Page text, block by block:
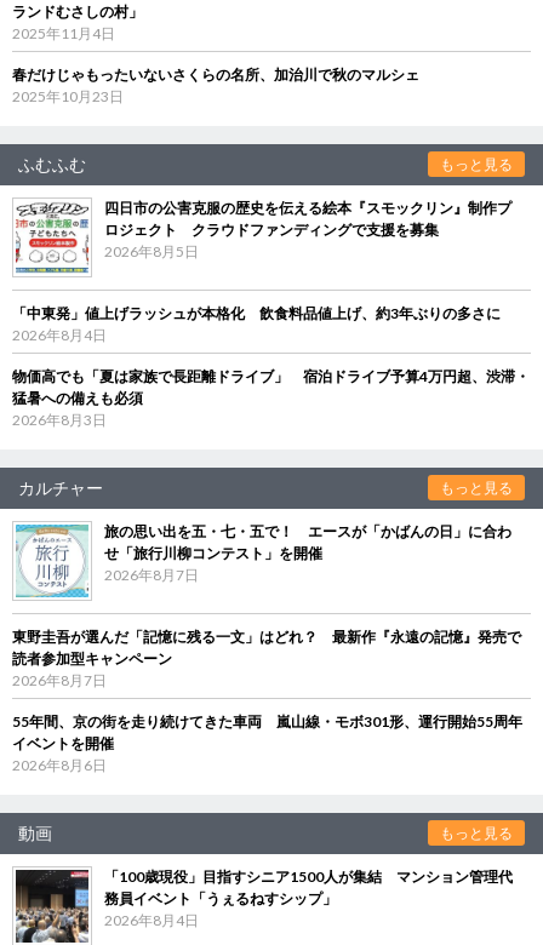
ランドむさしの村」
2025年11月4日
春だけじゃもったいないさくらの名所、加治川で秋のマルシェ
2025年10月23日
ふむふむ もっと見る
四日市の公害克服の歴史を伝える絵本『スモックリン』制作プ
ロジェクト クラウドファンディングで支援を募集
2026年8月5日
「中東発」値上げラッシュが本格化 飲食料品値上げ、約3年ぶりの多さに
2026年8月4日
物価高でも「夏は家族で長距離ドライブ」 宿泊ドライブ予算4万円超、渋滞・
猛暑への備えも必須
2026年8月3日
カルチャー もっと見る
旅の思い出を五・七・五で！ エースが「かばんの日」に合わ
せ「旅行川柳コンテスト」を開催
2026年8月7日
東野圭吾が選んだ「記憶に残る一文」はどれ？ 最新作『永遠の記憶』発売で
読者参加型キャンペーン
2026年8月7日
55年間、京の街を走り続けてきた車両 嵐山線・モボ301形、運行開始55周年
イベントを開催
2026年8月6日
動画 もっと見る
「100歳現役」目指すシニア1500人が集結 マンション管理代
務員イベント「うぇるねすシップ」
2026年8月4日